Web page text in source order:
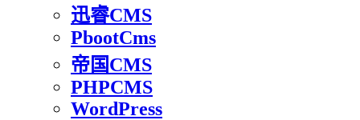
迅睿CMS
PbootCms
帝国CMS
PHPCMS
WordPress